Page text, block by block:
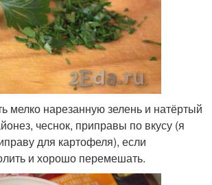
мелко нарезанную зелень и натёртый
чеснок, приправы по вкусу (я
для картофеля), если
и хорошо перемешать.